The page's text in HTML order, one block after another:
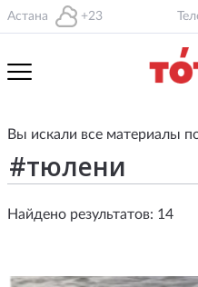
Астана +23
Вы искали все материалы
Найдено результатов: 14